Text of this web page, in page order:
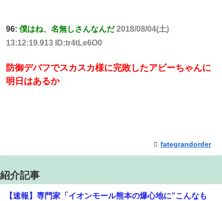
96: 僕はね、名無しさんなんだ 2018/08/04(土)
13:12:19.913 ID:tr4tLe6O0
防御デバフでスカスカ様に完敗したアビーちゃんに
明日はあるか
fategrandorder
紹介記事
【速報】専門家「イオンモール熊本の爆心地に”こんなも